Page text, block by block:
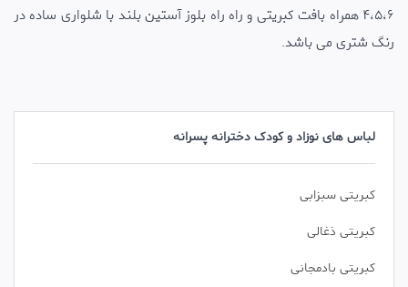
لباس های نوزاد و کودک دخترانه پسرانه
کبریتی سبزابی
کبریتی ذغالی
کبریتی بادمجانی
4،5،6 همراه بافت کبریتی و راه راه بلوز آستین بلند با شلواری ساده در
رنگ شتری می باشد.